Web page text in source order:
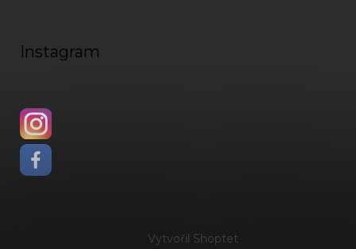
Instagram
Vytvořil Shoptet